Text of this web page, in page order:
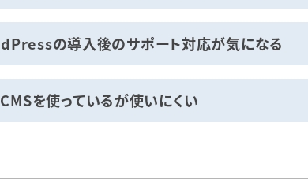
の導入後のサポート対応が気になる
を使っているが使いにくい